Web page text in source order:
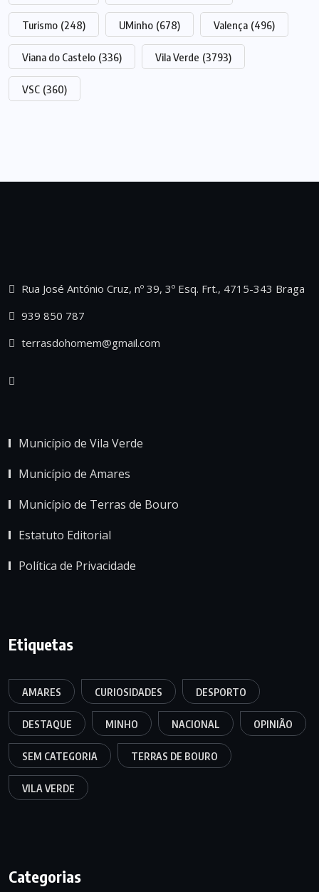
Turismo (248) UMinho (678) Valença (496)
Viana do Castelo (336) Vila Verde (3793)
VSC (360)
Rua José António Cruz, nº 39, 3º Esq. Frt., 4715-343 Braga
939 850 787
terrasdohomem@gmail.com
Município de Vila Verde
Município de Amares
Município de Terras de Bouro
Estatuto Editorial
Política de Privacidade
Etiquetas
AMARES CURIOSIDADES DESPORTO
DESTAQUE MINHO NACIONAL OPINIÃO
SEM CATEGORIA TERRAS DE BOURO
VILA VERDE
Categorias